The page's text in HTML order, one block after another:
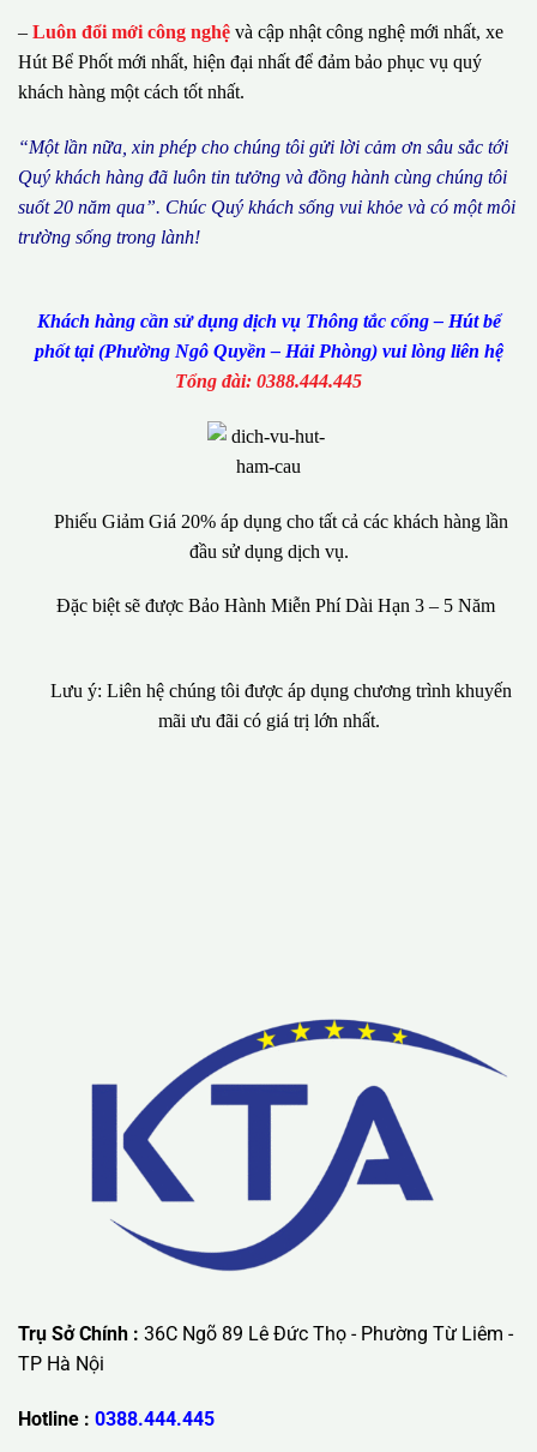
– Luôn đổi mới công nghệ và cập nhật công nghệ mới nhất, xe
Hút Bể Phốt mới nhất, hiện đại nhất để đảm bảo phục vụ quý
khách hàng một cách tốt nhất.
“Một lần nữa, xin phép cho chúng tôi gửi lời cảm ơn sâu sắc tới
Quý khách hàng đã luôn tin tưởng và đồng hành cùng chúng tôi
suốt 20 năm qua”. Chúc Quý khách sống vui khỏe và có một môi
trường sống trong lành!
Khách hàng cần sử dụng dịch vụ Thông tắc cống – Hút bể
phốt tại (Phường Ngô Quyền – Hải Phòng) vui lòng liên hệ
Tổng đài: 0388.444.445
đầu sử dụng dịch vụ.
Lưu ý: Liên hệ chúng tôi được áp dụng chương trình khuyến
mãi ưu đãi có giá trị lớn nhất.